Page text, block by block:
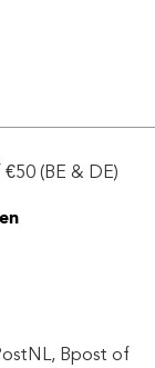
(BE & DE)
Bpost of